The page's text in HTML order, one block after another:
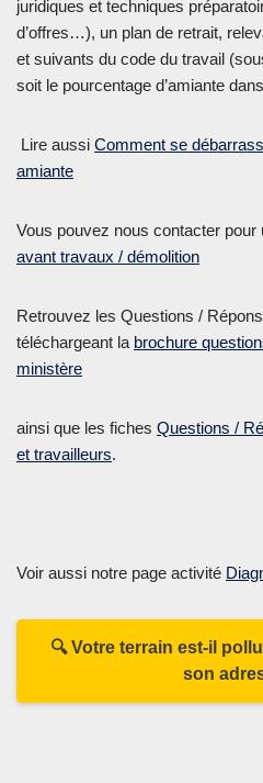
juridiques et techniques
d’offres…), un plan de retrait,
et suivants du code du travail
soit le pourcentage d’amiante
Lire aussi Comment se
amiante
Vous pouvez nous contacter pour
avant travaux / démolition
Retrouvez les Questions /
téléchargeant la brochure
ministère
ainsi que les fiches Questions /
et travailleurs.
Voir aussi notre page activité
🔍 Votre terrain est-il
son